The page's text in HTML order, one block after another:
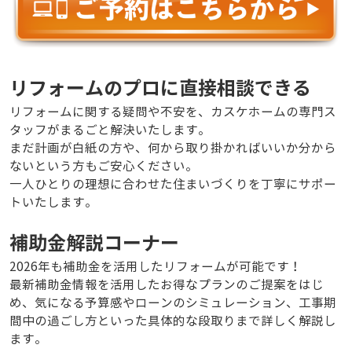
リフォームのプロに直接相談できる
リフォームに関する疑問や不安を、カスケホームの専門ス
タッフがまるごと解決いたします。
まだ計画が白紙の方や、何から取り掛かればいいか分から
ないという方もご安心ください。
一人ひとりの理想に合わせた住まいづくりを丁寧にサポー
トいたします。
補助金解説コーナー
2026年も補助金を活用したリフォームが可能です！
最新補助金情報を活用したお得なプランのご提案をはじ
め、気になる予算感やローンのシミュレーション、工事期
間中の過ごし方といった具体的な段取りまで詳しく解説し
ます。